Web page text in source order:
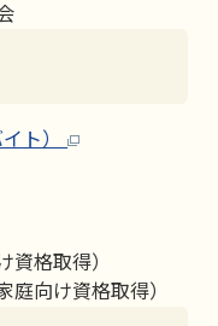
イト）
格取得）
向け資格取得）